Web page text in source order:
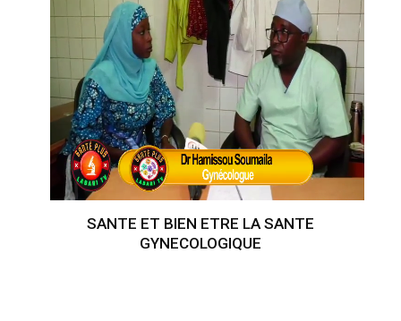
SANTE ET BIEN ETRE LA SANTE
GYNECOLOGIQUE